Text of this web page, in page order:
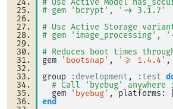
# Use Active Model
# gem 'bcrypt', '~> 3.1.7'
# Use Active Storage
# gem 'image_processing',
# Reduces boot times
gem
'bootsnap' , '>= 1.4.4' ,
group
:development , :test
# Call 'byebug' anywhere
  gem
'byebug' , platforms: [
end